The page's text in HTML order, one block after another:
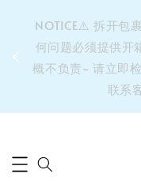
⚠️
NOTICE⚠️ 拆开包
何问题必须提供开
概不负责~ 请立即
联系